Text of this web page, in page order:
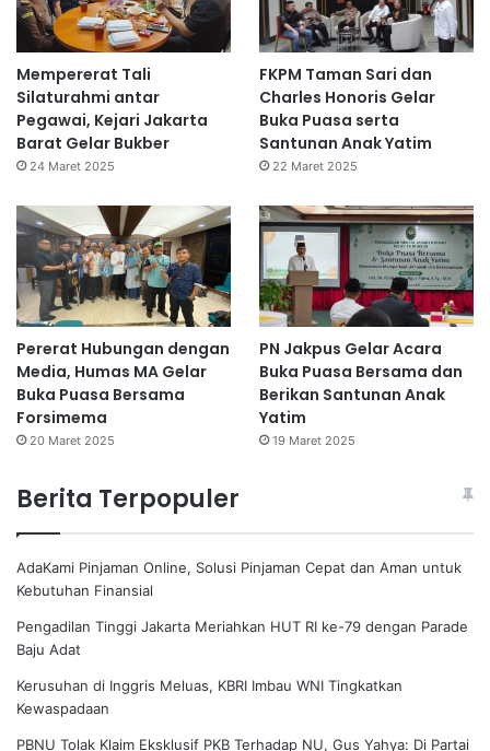
Mempererat Tali
Silaturahmi antar
Pegawai, Kejari Jakarta
Barat Gelar Bukber
24 Maret 2025
FKPM Taman Sari dan
Charles Honoris Gelar
Buka Puasa serta
Santunan Anak Yatim
22 Maret 2025
Pererat Hubungan dengan
Media, Humas MA Gelar
Buka Puasa Bersama
Forsimema
20 Maret 2025
PN Jakpus Gelar Acara
Buka Puasa Bersama dan
Berikan Santunan Anak
Yatim
19 Maret 2025
Berita Terpopuler
AdaKami Pinjaman Online, Solusi Pinjaman Cepat dan Aman untuk
Kebutuhan Finansial
Pengadilan Tinggi Jakarta Meriahkan HUT RI ke-79 dengan Parade
Baju Adat
Kerusuhan di Inggris Meluas, KBRI Imbau WNI Tingkatkan
Kewaspadaan
PBNU Tolak Klaim Eksklusif PKB Terhadap NU, Gus Yahya: Di Partai